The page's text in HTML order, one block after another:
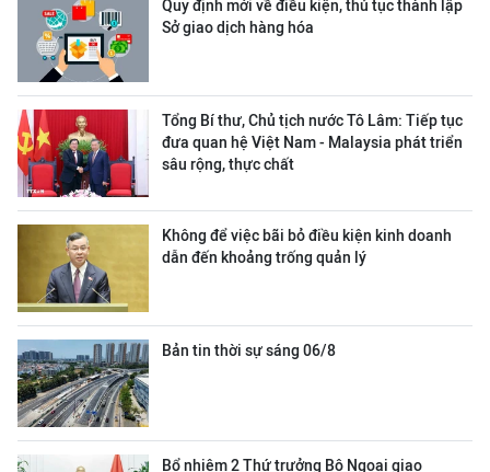
Quy định mới về điều kiện, thủ tục thành lập
Sở giao dịch hàng hóa
Tổng Bí thư, Chủ tịch nước Tô Lâm: Tiếp tục
đưa quan hệ Việt Nam - Malaysia phát triển
sâu rộng, thực chất
Không để việc bãi bỏ điều kiện kinh doanh
dẫn đến khoảng trống quản lý
Bản tin thời sự sáng 06/8
Bổ nhiệm 2 Thứ trưởng Bộ Ngoại giao